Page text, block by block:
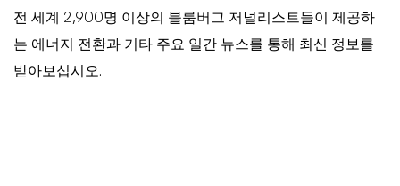
전 세계 2,900명 이상의 블룸버그 저널리스트들이 제공하
는 에너지 전환과 기타 주요 일간 뉴스를 통해 최신 정보를
받아보십시오.